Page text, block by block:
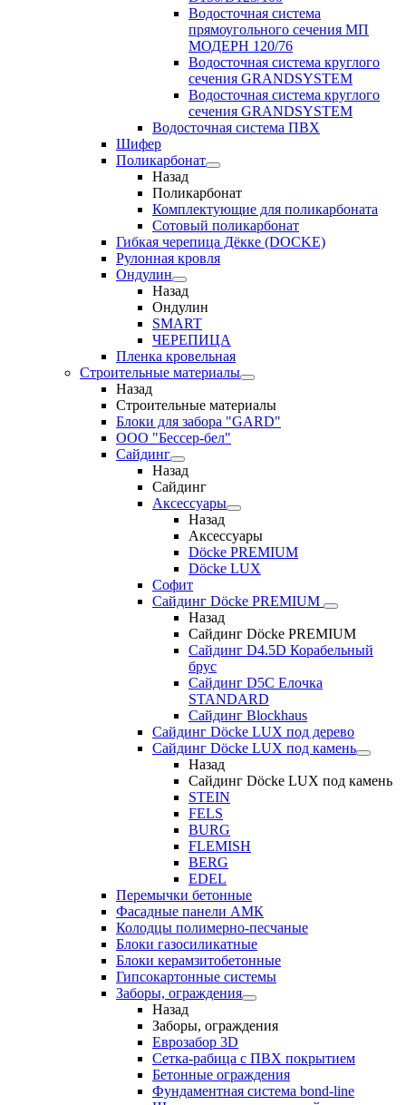
Водосточная система
прямоугольного сечения МП
МОДЕРН 120/76
Водосточная система круглого
сечения GRANDSYSTEM
Водосточная система круглого
сечения GRANDSYSTEM
Водосточная система ПВХ
Шифер
Поликарбонат
Назад
Поликарбонат
Комплектующие для поликарбоната
Сотовый поликарбонат
Гибкая черепица Дёкке (DOCKE)
Рулонная кровля
Ондулин
Назад
Ондулин
SMART
ЧЕРЕПИЦА
Пленка кровельная
Строительные материалы
Назад
Строительные материалы
Блоки для забора "GARD"
ООО "Бессер-бел"
Сайдинг
Назад
Сайдинг
Аксессуары
Назад
Аксессуары
Döcke PREMIUM
Döcke LUX
Софит
Сайдинг Döcke PREMIUM
Назад
Сайдинг Döcke PREMIUM
Сайдинг D4.5D Корабельный
брус
Сайдинг D5С Елочка
STANDARD
Сайдинг Blockhaus
Сайдинг Döcke LUX под дерево
Сайдинг Döcke LUX под камень
Назад
Сайдинг Döcke LUX под камень
STEIN
FELS
BURG
FLEMISH
BERG
EDEL
Перемычки бетонные
Фасадные панели АМК
Колодцы полимерно-песчаные
Блоки газосиликатные
Блоки керамзитобетонные
Гипсокартонные системы
Заборы, ограждения
Назад
Заборы, ограждения
Еврозабор 3D
Сетка-рабица с ПВХ покрытием
Бетонные ограждения
Фундаментная система bond-line